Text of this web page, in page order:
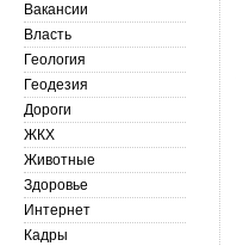
Вакансии
Власть
Геология
Геодезия
Дороги
ЖКХ
Животные
Здоровье
Интернет
Кадры